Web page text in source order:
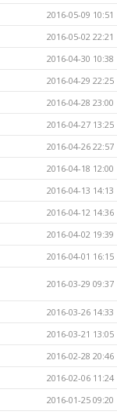
2016-05-09 10:51
2016-05-02 22:21
2016-04-30 10:38
2016-04-29 22:25
2016-04-28 23:00
2016-04-27 13:25
2016-04-26 22:57
2016-04-18 12:00
2016-04-13 14:13
2016-04-12 14:36
2016-04-02 19:39
2016-04-01 16:15
2016-03-29 09:37
2016-03-26 14:33
2016-03-21 13:05
2016-02-28 20:46
2016-02-06 11:24
2016-01-25 09:20